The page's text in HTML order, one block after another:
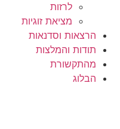
לרזות
מציאת זוגיות
הרצאות וסדנאות
תודות והמלצות
מהתקשורת
הבלוג